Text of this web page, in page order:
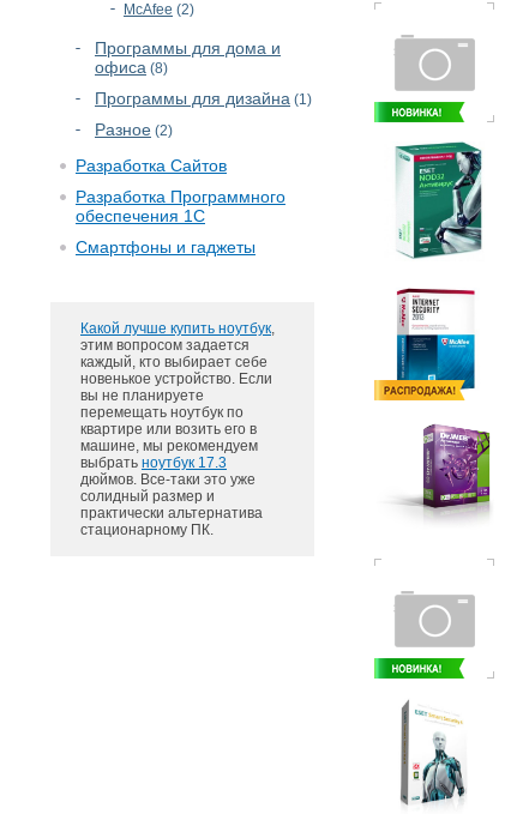
McAfee (2)
Программы для дома и
офиса (8)
Программы для дизайна (1)
Разное (2)
Разработка Сайтов
Разработка Программного
обеспечения 1С
Смартфоны и гаджеты
Какой лучше купить ноутбук,
этим вопросом задается
каждый, кто выбирает себе
новенькое устройство. Если
вы не планируете
перемещать ноутбук по
квартире или возить его в
машине, мы рекомендуем
выбрать ноутбук 17.3
дюймов. Все-таки это уже
солидный размер и
практически альтернатива
стационарному ПК.